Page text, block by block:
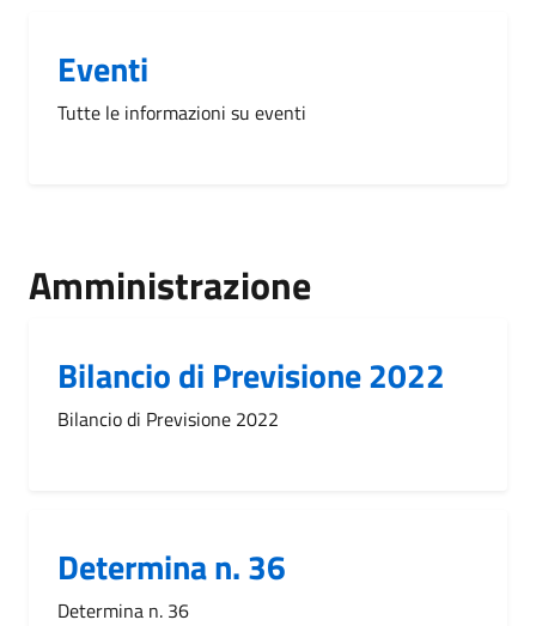
Eventi
Tutte le informazioni su eventi
Amministrazione
Bilancio di Previsione 2022
Bilancio di Previsione 2022
Determina n. 36
Determina n. 36